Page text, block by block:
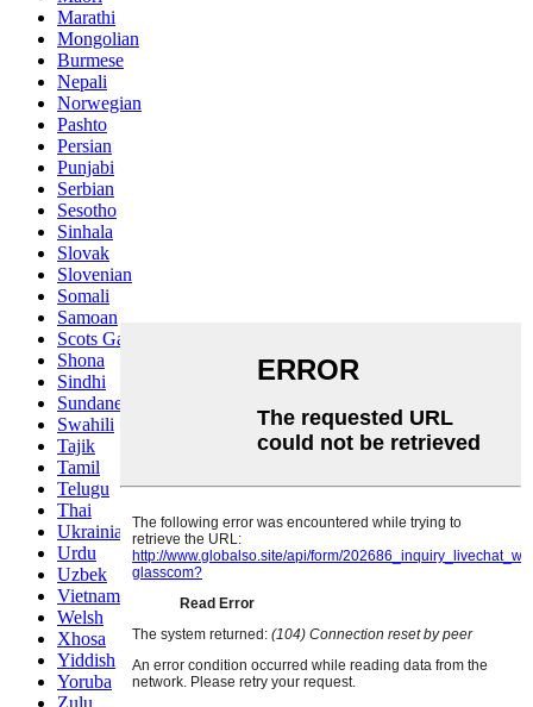
Marathi
Mongolian
Burmese
Nepali
Norwegian
Pashto
Persian
Punjabi
Serbian
Sesotho
Sinhala
Slovak
Slovenian
Somali
Samoan
Scots Gaelic
Shona
Sindhi
Sundanese
Swahili
Tajik
Tamil
Telugu
Thai
Ukrainian
Urdu
Uzbek
Vietnamese
Welsh
Xhosa
Yiddish
Yoruba
Zulu